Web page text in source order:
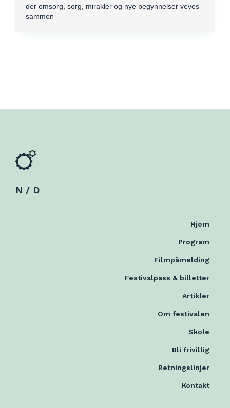
der omsorg, sorg, mirakler og nye begynnelser veves
sammen
N / D
Hjem
Program
Filmpåmelding
Festivalpass & billetter
Artikler
Om festivalen
Skole
Bli frivillig
Retningslinjer
Kontakt